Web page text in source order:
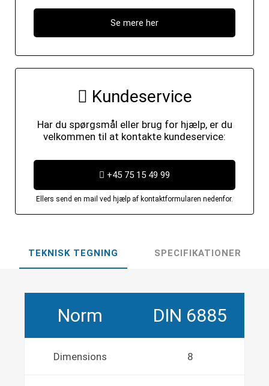
Se mere her
Kundeservice
Har du spørgsmål eller brug for hjælp, er du
velkommen til at kontakte kundeservice:
+45 75 15 49 99
Ellers send en mail ved hjælp af kontaktformularen nedenfor.
TEKNISK TEGNING SPECIFIKATIONER
Norm DIN 6885
Dimensions 8